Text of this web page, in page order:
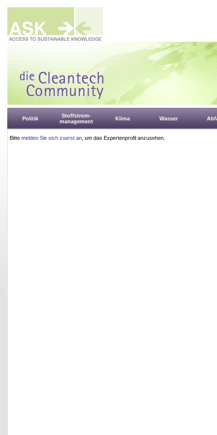
Politik
Stoffstrom-
management
Klima Wasser
Bitte melden Sie sich zuerst an , um das Expertenprofil anzusehen.